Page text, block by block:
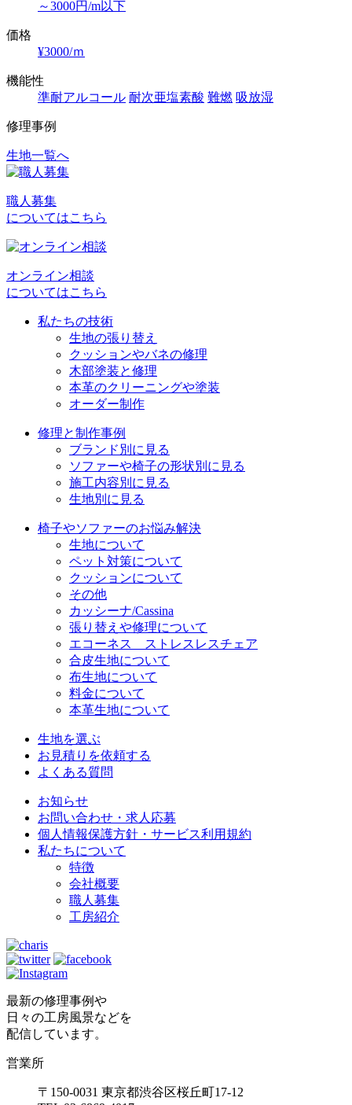
～3000円/m以下
価格
¥3000/ｍ
機能性
準耐アルコール 耐次亜塩素酸 難燃 吸放湿
修理事例
投
ナ
ビ
ー
生地一覧へ
職人募集
についてはこちら
オンライン相談
についてはこちら
私たちの技術
生地の張り替え
クッションやバネの修理
木部塗装と修理
本革のクリーニングや塗装
オーダー制作
修理と制作事例
ブランド別に見る
ソファーや椅子の形状別に見る
施工内容別に見る
生地別に見る
椅子やソファーのお悩み解決
生地について
ペット対策について
クッションについて
その他
カッシーナ/Cassina
張り替えや修理について
エコーネス ストレスレスチェア
合皮生地について
布生地について
料金について
本革生地について
生地を選ぶ
お見積りを依頼する
よくある質問
お知らせ
お問い合わせ・求人応募
個人情報保護方針・サービス利用規約
私たちについて
特徴
会社概要
職人募集
工房紹介
最新の修理事例や
日々の工房風景などを
配信しています。
営業所
〒150-0031 東京都渋谷区桜丘町17-12